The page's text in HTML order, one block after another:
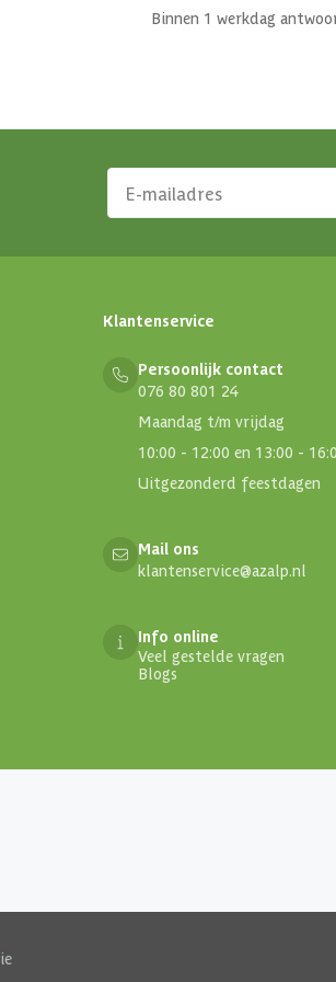
Binnen 1 werkdag
Klantenservice
Persoonlijk contact
076 80 801 24
Maandag t/m vrijdag
10:00 - 12:00 en 13:00 -
Uitgezonderd feestdagen
Mail ons
klantenservice@azalp.nl
Info online
Veel gestelde vragen
Blogs